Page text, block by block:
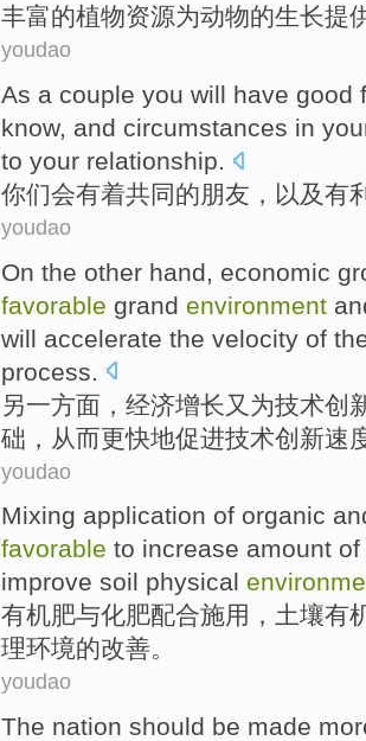
丰富的植物资源为动物的生长提
youdao
As a couple you will have good
know, and circumstances in
to your relationship.
你们会有着共同的朋友 ， 以及有
youdao
On the other hand, economic
favorable grand environment
will accelerate the velocity of
process.
另一方面， 经济增长 又 为技术创
础 ， 从而更快地促进技术创新速
youdao
Mixing application of organic
favorable to increase amount of
improve soil physical
有机肥与化肥配合施用， 土壤有
理环境的改善。
youdao
The nation should be made